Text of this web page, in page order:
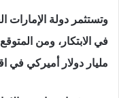
مليار دولار أميركي في